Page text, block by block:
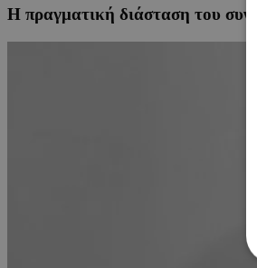
Η πραγματική διάσταση του